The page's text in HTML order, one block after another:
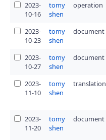
2023-
10-16
tomy
shen
operation
2023-
10-23
tomy
shen
document
2023-
10-27
tomy
shen
document
2023-
11-10
tomy
shen
translation
2023-
11-20
tomy
shen
document